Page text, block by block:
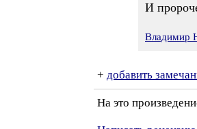
И
Владимир
+ добавить
На это